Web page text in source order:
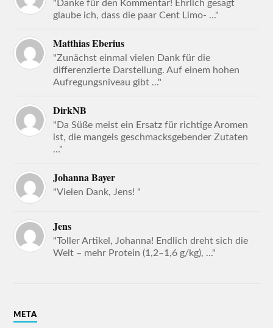
"Danke für den Kommentar! Ehrlich gesagt
glaube ich, dass die paar Cent Limo- ..."
Matthias Eberius
"Zunächst einmal vielen Dank für die
differenzierte Darstellung. Auf einem hohen
Aufregungsniveau gibt ..."
DirkNB
"Da Süße meist ein Ersatz für richtige Aromen
ist, die mangels geschmacksgebender Zutaten
..."
Johanna Bayer
"Vielen Dank, Jens! "
Jens
"Toller Artikel, Johanna! Endlich dreht sich die
Welt – mehr Protein (1,2–1,6 g/kg), ..."
META